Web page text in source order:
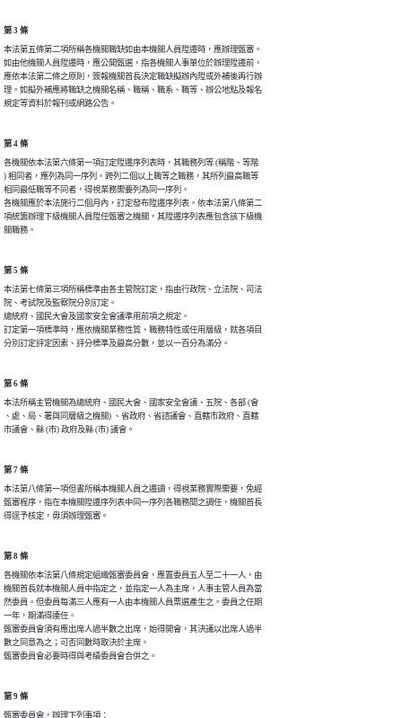
第 3 條
本法第五條第二項所稱各機關職缺如由本機關人員陞遷時，應辦理甄審。
如由他機關人員陞遷時，應公開甄選，指各機關人事單位於辦理陞遷前，
應依本法第二條之原則，簽報機關首長決定職缺擬辦內陞或外補後再行辦
理。如擬外補應將職缺之機關名稱、職稱、職系、職等、辦公地點及報名
規定等資料於報刊或網路公告。
第 4 條
各機關依本法第六條第一項訂定陞遷序列表時，其職務列等 (稱階、等階
) 相同者，應列為同一序列。跨列二個以上職等之職務，其所列最高職等
相同最低職等不同者，得視業務需要列為同一序列。
各機關應於本法施行二個月內，訂定發布陞遷序列表。依本法第八條第二
項統籌辦理下級機關人員陞任甄審之機關，其陞遷序列表應包含該下級機
關職務。
第 5 條
本法第七條第三項所稱標準由各主管院訂定，指由行政院、立法院、司法
院、考試院及監察院分別訂定。
總統府、國民大會及國家安全會議準用前項之規定。
訂定第一項標準時，應依機關業務性質、職務特性或任用層級，就各項目
分別訂定評定因素、評分標準及最高分數，並以一百分為滿分。
第 6 條
本法所稱主管機關為總統府、國民大會、國家安全會議、五院、各部 (會
、處、局、署與同層級之機關) 、省政府、省諮議會、直轄市政府、直轄
市議會、縣 (市) 政府及縣 (市) 議會。
第 7 條
本法第八條第一項但書所稱本機關人員之遷調，得視業務實際需要，免經
甄審程序，指在本機關陞遷序列表中同一序列各職務間之調任，機關首長
得逕予核定，毋須辦理甄審。
第 8 條
各機關依本法第八條規定組織甄審委員會，應置委員五人至二十一人，由
機關首長就本機關人員中指定之，並指定一人為主席，人事主管人員為當
然委員。但委員每滿三人應有一人由本機關人員票選產生之。委員之任期
一年，期滿得連任。
甄審委員會須有應出席人過半數之出席，始得開會，其決議以出席人過半
數之同意為之；可否同數時取決於主席。
甄審委員會必要時得與考績委員會合併之。
第 9 條
甄審委員會，辦理下列事項：